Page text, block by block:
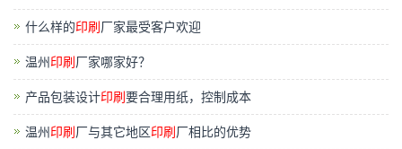
什么样的印刷 厂家最受客户欢迎
温州 印刷 厂家哪家好？
产品包装设计印刷 要合理用纸，控制成本
温州 印刷 厂与其它地区印刷 厂相比的优势